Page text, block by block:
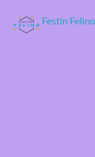
Festín Felino